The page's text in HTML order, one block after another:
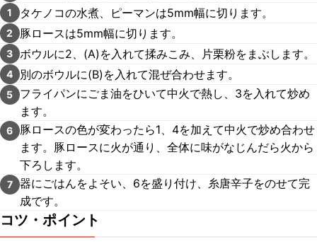
1 タケノコの水煮、ピーマンは5mm幅に切ります。
2 豚ロースは5mm幅に切ります。
3 ボウルに2、(A)を入れて揉みこみ、片栗粉をまぶします。
4 別のボウルに(B)を入れて混ぜ合わせます。
5
フライパンにごま油をひいて中火で熱し、3を入れて炒め
ます。
6
豚ロースの色が変わったら1、4を加えて中火で炒め合わせ
ます。豚ロースに火が通り、全体に味がなじんだら火から
下ろします。
7 器にごはんをよそい、6を盛り付け、糸唐辛子をのせて完
成です。
コツ・ポイント